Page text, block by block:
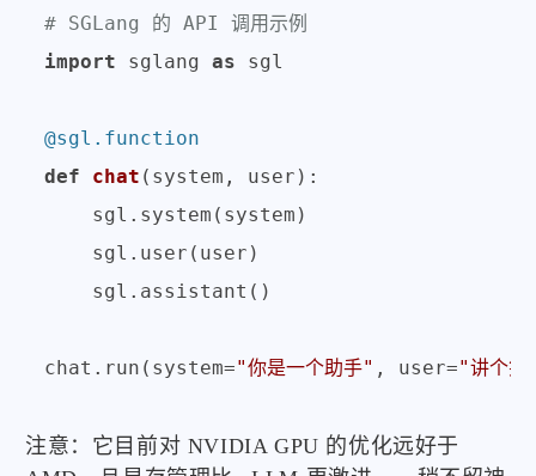
# SGLang 的 API 调用示例
import sglang as sgl
@sgl.function
def
chat ( system, user ):
    sgl.system(system)
    sgl.user(user)
    sgl.assistant()
chat.run(system="你是一个助手" , user="讲个笑
注意：它目前对 NVIDIA GPU 的优化远好于